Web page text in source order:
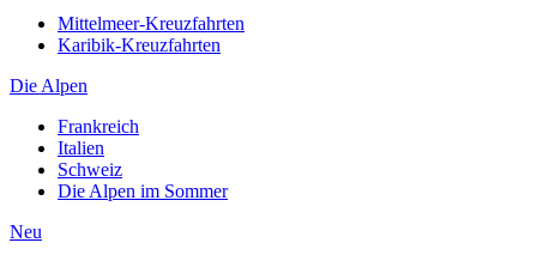
Mittelmeer-Kreuzfahrten
Karibik-Kreuzfahrten
Die Alpen
Frankreich
Italien
Schweiz
Die Alpen im Sommer
Neu